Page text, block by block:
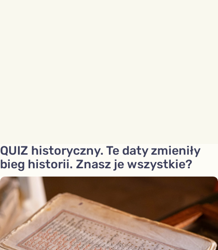
QUIZ historyczny. Te daty zmieniły
bieg historii. Znasz je wszystkie?